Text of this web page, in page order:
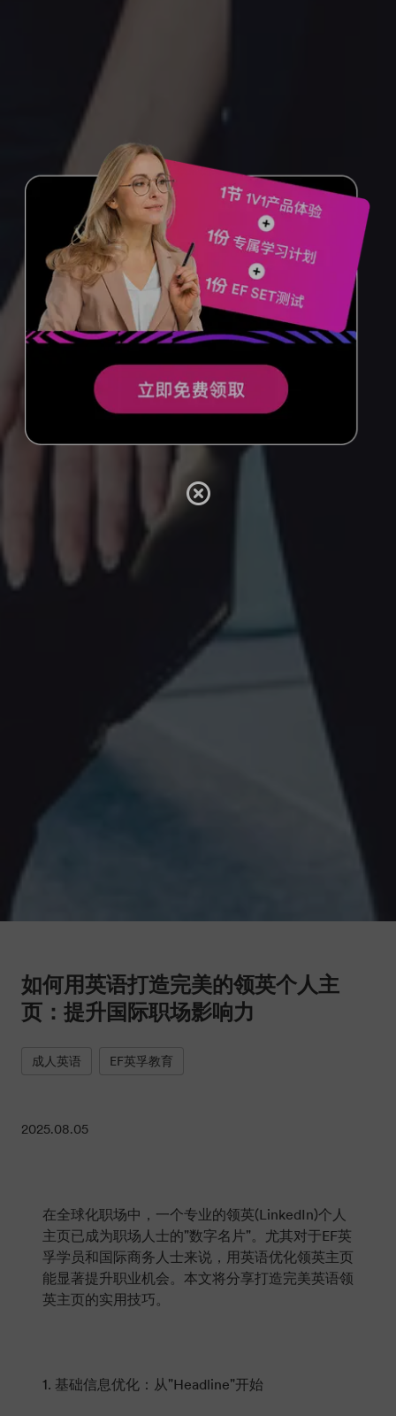
如何用英语打造完美的领英个人主
页：提升国际职场影响力
成人英语 EF英孚教育
2025.08.05
在全球化职场中，一个专业的领英(LinkedIn)个人
主页已成为职场人士的"数字名片"。尤其对于EF英
孚学员和国际商务人士来说，用英语优化领英主页
能显著提升职业机会。本文将分享打造完美英语领
英主页的实用技巧。
1. 基础信息优化：从"Headline"开始